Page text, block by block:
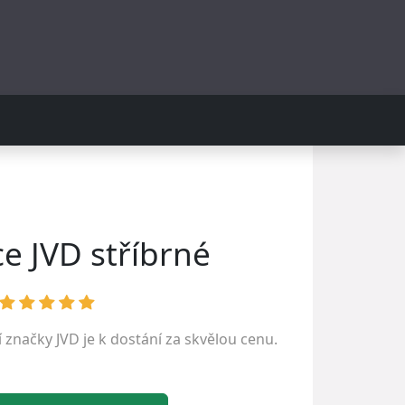
JVD stříbrné
JVD je k dostání za skvělou cenu.